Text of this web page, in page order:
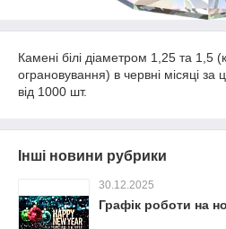
Камені білі діаметром 1,25 та 1,5
ограновування) в червні місяці
від 1000 шт.
Інші новини рубрики
30.12.2025
Графік роботи на